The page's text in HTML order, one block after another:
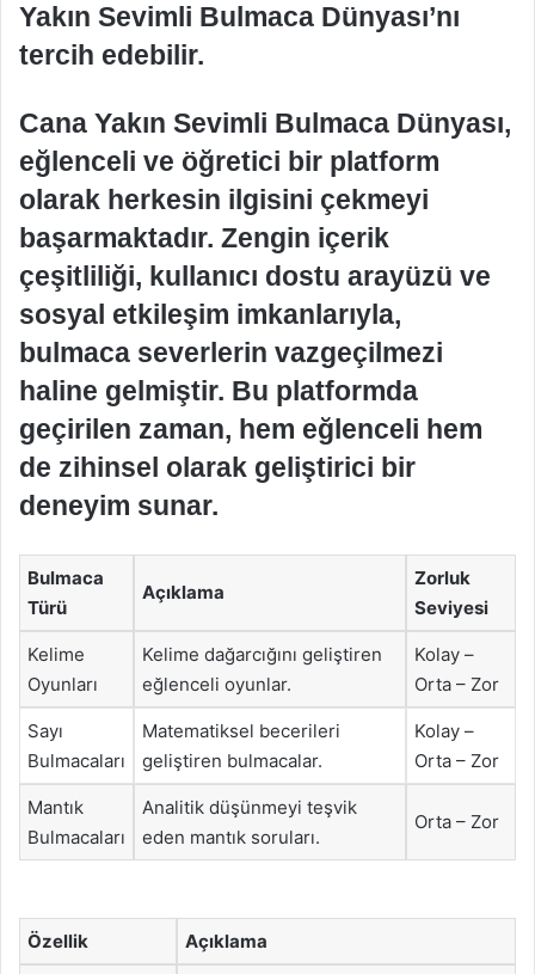
Yakın Sevimli Bulmaca Dünyası’nı
tercih edebilir.
Cana Yakın Sevimli Bulmaca Dünyası,
eğlenceli ve öğretici bir platform
olarak herkesin ilgisini çekmeyi
başarmaktadır. Zengin içerik
çeşitliliği, kullanıcı dostu arayüzü ve
sosyal etkileşim imkanlarıyla,
bulmaca severlerin vazgeçilmezi
haline gelmiştir. Bu platformda
geçirilen zaman, hem eğlenceli hem
de zihinsel olarak geliştirici bir
deneyim sunar.
Bulmaca
Türü
Açıklama
Zorluk
Seviyesi
Kelime
Oyunları
Kelime dağarcığını geliştiren
eğlenceli oyunlar.
Kolay –
Orta – Zor
Sayı
Bulmacaları
Matematiksel becerileri
geliştiren bulmacalar.
Kolay –
Orta – Zor
Mantık
Bulmacaları
Analitik düşünmeyi teşvik
eden mantık soruları.
Orta – Zor
Özellik Açıklama